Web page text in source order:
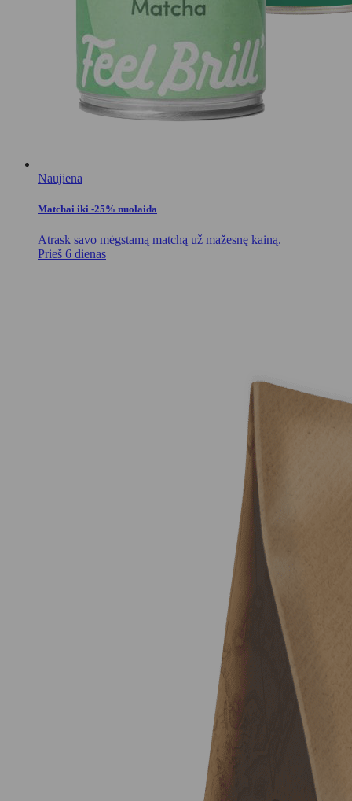
Naujiena
Matchai iki -25% nuolaida
Atrask savo mėgstamą matchą už mažesnę kainą.
Prieš 6 dienas